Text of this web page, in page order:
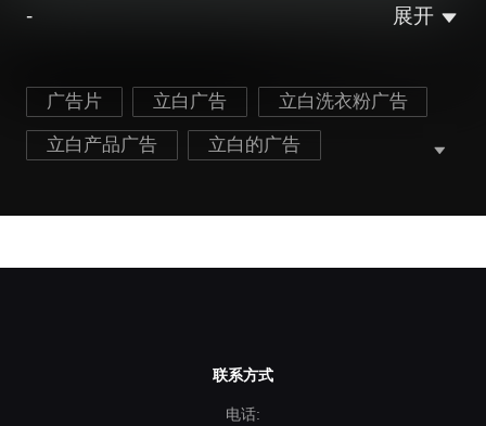
- 展开
广告片 立白广告 立白洗衣粉广告
立白产品广告 立白的广告
联系方式
电话: